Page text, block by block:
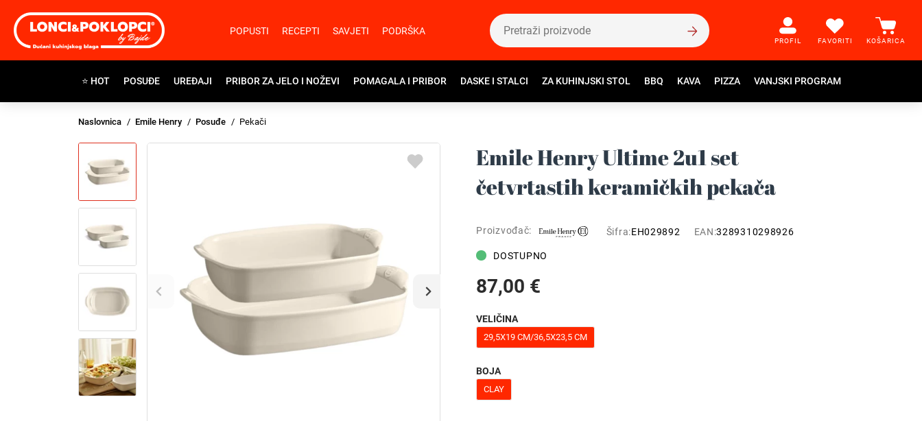
POPUSTI RECEPTI SAVJETI PODRŠKA
PROFIL FAVORITI KOŠARICA
⭐ HOT POSUĐE UREĐAJI PRIBOR ZA JELO I NOŽEVI POMAGALA I PRIBOR DASKE I STALCI ZA KUHINJSKI STOL BBQ KAVA PIZZA VANJSKI PROGRAM
Naslovnica Emile Henry Posuđe Pekači
Emile Henry Ultime 2u1 set
četvrtastih keramičkih pekača
Proizvođač: Šifra:EH029892 EAN:3289310298926
DOSTUPNO
87,00 €
VELIČINA
29,5X19 CM/36,5X23,5 CM
BOJA
CLAY